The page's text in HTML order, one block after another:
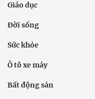
Giáo dục
Đời sống
Sức khỏe
Ô tô xe máy
Bất động sản